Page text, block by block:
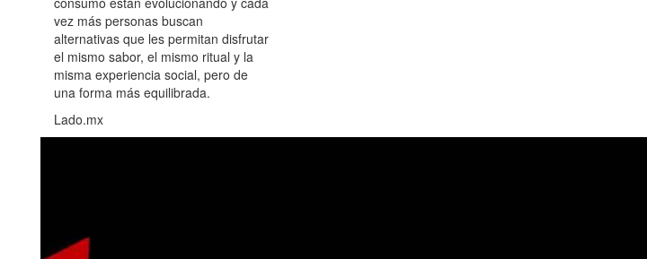
vez más personas buscan
alternativas que les permitan disfrutar
el mismo sabor, el mismo ritual y la
misma experiencia social, pero de
una forma más equilibrada.
Lado.mx